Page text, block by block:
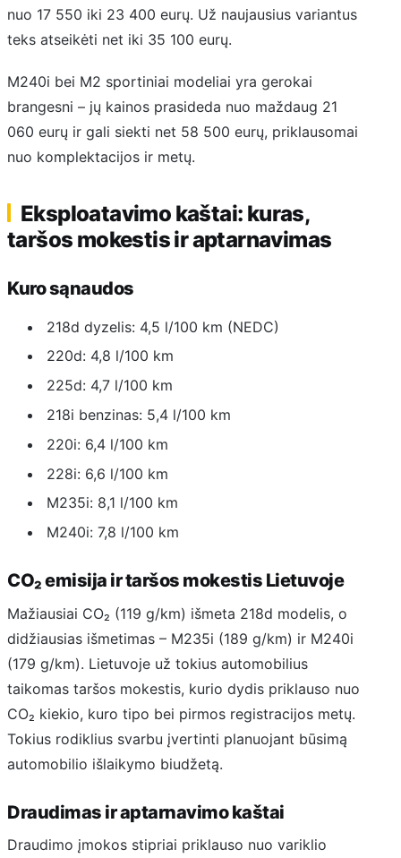
nuo 17 550 iki 23 400 eurų. Už naujausius variantus
teks atseikėti net iki 35 100 eurų.
M240i bei M2 sportiniai modeliai yra gerokai
brangesni – jų kainos prasideda nuo maždaug 21
060 eurų ir gali siekti net 58 500 eurų, priklausomai
nuo komplektacijos ir metų.
Eksploatavimo kaštai: kuras,
taršos mokestis ir aptarnavimas
Kuro sąnaudos
218d dyzelis: 4,5 l/100 km (NEDC)
220d: 4,8 l/100 km
225d: 4,7 l/100 km
218i benzinas: 5,4 l/100 km
220i: 6,4 l/100 km
228i: 6,6 l/100 km
M235i: 8,1 l/100 km
M240i: 7,8 l/100 km
CO₂ emisija ir taršos mokestis Lietuvoje
Mažiausiai CO₂ (119 g/km) išmeta 218d modelis, o
didžiausias išmetimas – M235i (189 g/km) ir M240i
(179 g/km). Lietuvoje už tokius automobilius
taikomas taršos mokestis, kurio dydis priklauso nuo
CO₂ kiekio, kuro tipo bei pirmos registracijos metų.
Tokius rodiklius svarbu įvertinti planuojant būsimą
automobilio išlaikymo biudžetą.
Draudimas ir aptarnavimo kaštai
Draudimo įmokos stipriai priklauso nuo variklio